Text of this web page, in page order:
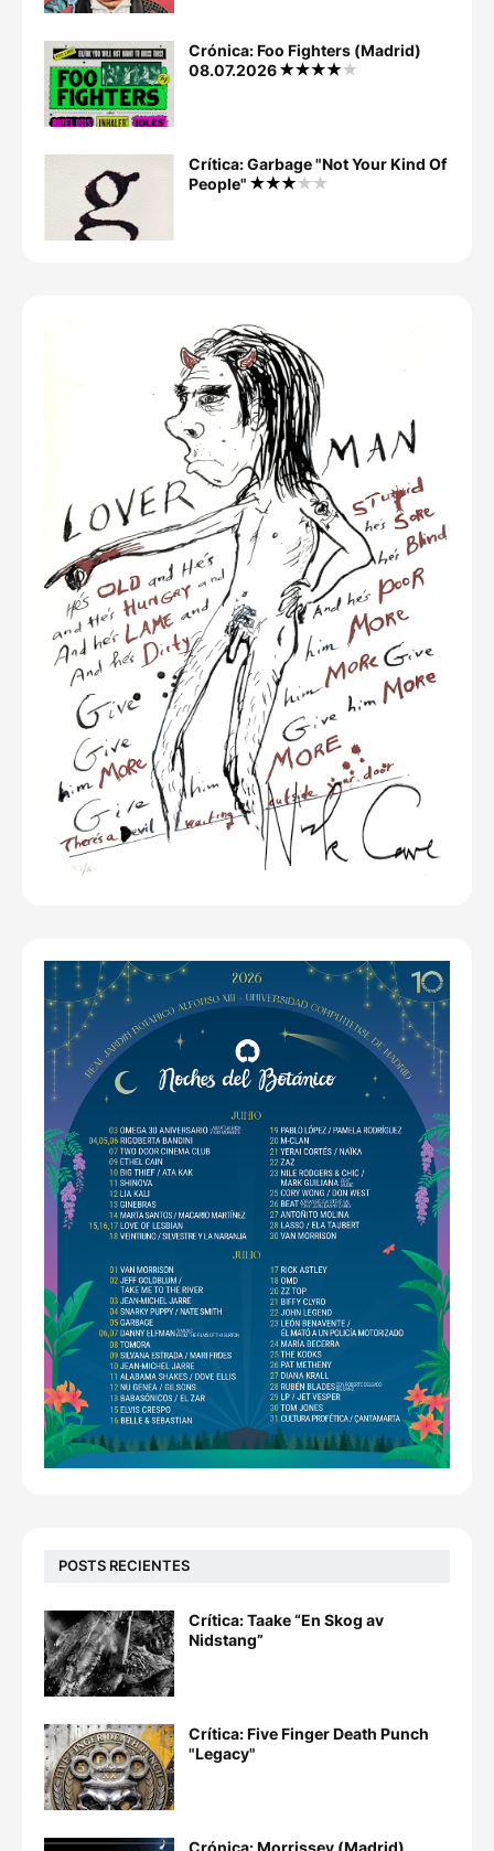
Crónica: Foo Fighters (Madrid)
08.07.2026
Crítica: Garbage "Not Your Kind Of
People"
POSTS RECIENTES
Crítica: Taake “En Skog av
Nidstang”
Crítica: Five Finger Death Punch
"Legacy"
Crónica: Morrissey (Madrid)